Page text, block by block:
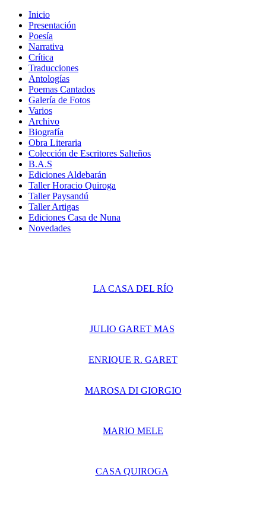
Inicio
Presentación
Poesía
Narrativa
Crítica
Traducciones
Antologías
Poemas Cantados
Galería de Fotos
Varios
Archivo
Biografía
Obra Literaria
Colección de Escritores Salteños
B.A.S
Ediciones Aldebarán
Taller Horacio Quiroga
Taller Paysandú
Taller Artigas
Ediciones Casa de Nuna
Novedades
LA CASA DEL RÍO
JULIO GARET MAS
ENRIQUE R. GARET
MAROSA DI GIORGIO
MARIO MELE
CASA QUIROGA